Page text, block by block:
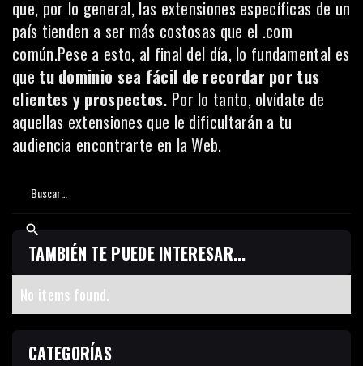
que, por lo general, las extensiones específicas de un
país tienden a ser más costosas que el .com
común.Pese a esto, al final del día, lo fundamental es
que tu dominio sea fácil de recordar por tus
clientes y prospectos. Por lo tanto, olvídate de
aquellas extensiones que le dificultarán a tu
audiencia encontrarte en la Web.
TAMBIÉN TE PUEDE INTERESAR...
No items found.
CATEGORÍAS